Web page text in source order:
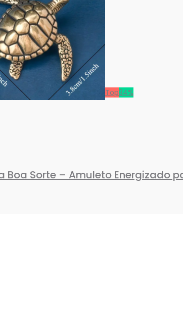
Top34%
Sorte – Amuleto Energizado